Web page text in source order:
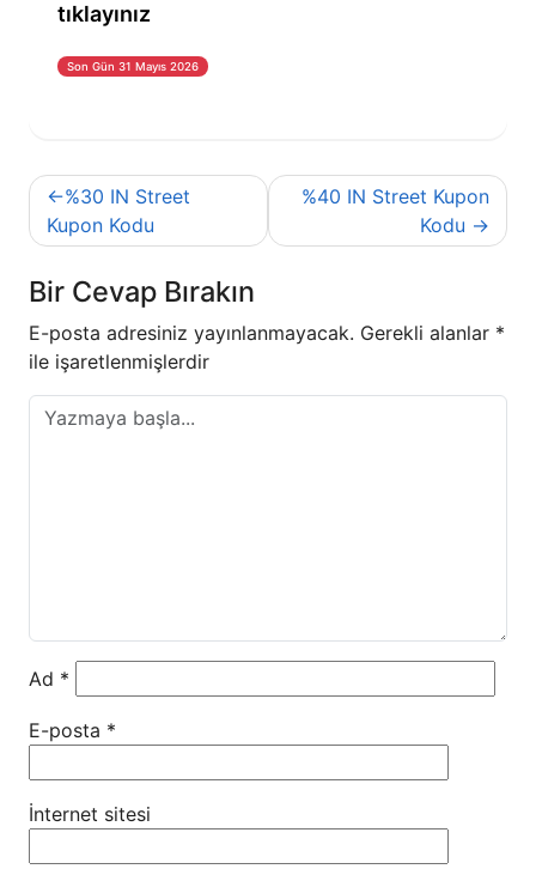
tıklayınız
Son Gün 31 Mayıs 2026
Yazı
gezinmesi
%30 IN Street
Kupon Kodu
%40 IN Street Kupon
Kodu
Bir Cevap Bırakın
E-posta adresiniz yayınlanmayacak. Gerekli alanlar *
ile işaretlenmişlerdir
Ad *
E-posta *
İnternet sitesi